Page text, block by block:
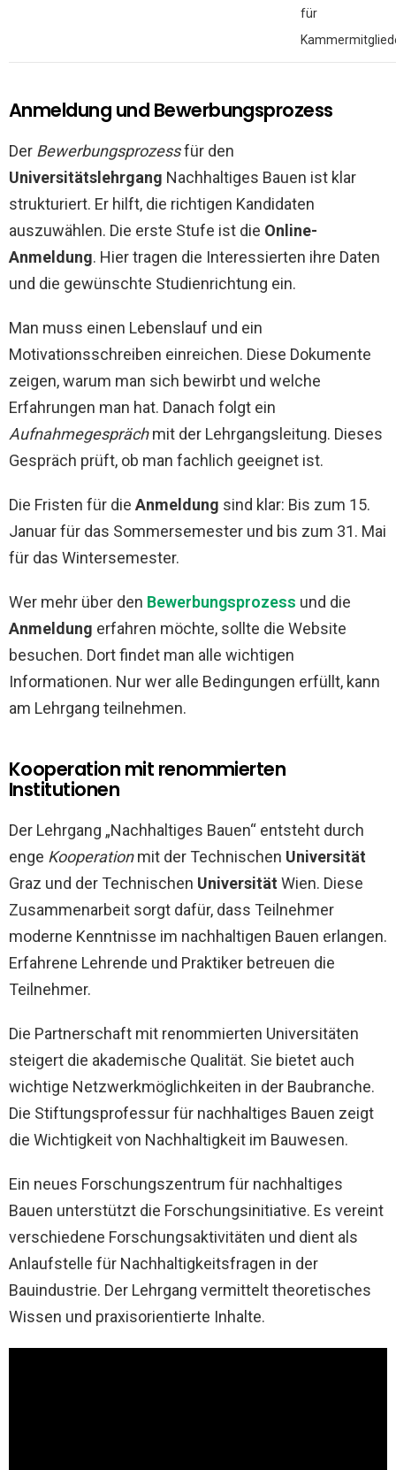
für
Anmeldung und Bewerbungsprozess
Der Bewerbungsprozessfür den
Universitätslehrgang Nachhaltiges Bauen ist klar
strukturiert. Er hilft, die richtigen Kandidaten
auszuwählen. Die erste Stufe ist die Online-
Anmeldung. Hier tragen die Interessierten ihre Daten
und die gewünschte Studienrichtung ein.
Man muss einen Lebenslauf und ein
Motivationsschreiben einreichen. Diese Dokumente
zeigen, warum man sich bewirbt und welche
Erfahrungen man hat. Danach folgt ein
Aufnahmegesprächmit der Lehrgangsleitung. Dieses
Gespräch prüft, ob man fachlich geeignet ist.
Die Fristen für die Anmeldung sind klar: Bis zum 15.
Januar für das Sommersemester und bis zum 31. Mai
für das Wintersemester.
Wer mehr über den Bewerbungsprozess und die
Anmeldung erfahren möchte, sollte die Website
besuchen. Dort findet man alle wichtigen
Informationen. Nur wer alle Bedingungen erfüllt, kann
am Lehrgang teilnehmen.
Kooperation mit renommierten
Institutionen
Der Lehrgang „Nachhaltiges Bauen“ entsteht durch
enge Kooperationmit der Technischen Universität
Graz und der Technischen Universität Wien. Diese
Zusammenarbeit sorgt dafür, dass Teilnehmer
moderne Kenntnisse im nachhaltigen Bauen erlangen.
Erfahrene Lehrende und Praktiker betreuen die
Teilnehmer.
Die Partnerschaft mit renommierten Universitäten
steigert die akademische Qualität. Sie bietet auch
wichtige Netzwerkmöglichkeiten in der Baubranche.
Die Stiftungsprofessur für nachhaltiges Bauen zeigt
die Wichtigkeit von Nachhaltigkeit im Bauwesen.
Ein neues Forschungszentrum für nachhaltiges
Bauen unterstützt die Forschungsinitiative. Es vereint
verschiedene Forschungsaktivitäten und dient als
Anlaufstelle für Nachhaltigkeitsfragen in der
Bauindustrie. Der Lehrgang vermittelt theoretisches
Wissen und praxisorientierte Inhalte.